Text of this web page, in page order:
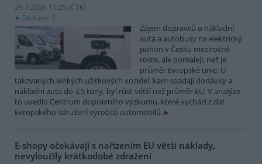
29.7.2026 11:25 (ČTK)
Diskuse: 2
Zájem dopravců o nákladní
auta a autobusy na elektrický
pohon v Česku meziročně
roste, ale pomaleji, než je
průměr Evropské unie. U
takzvaných lehkých užitkových vozidel, kam spadají dodávky a
nákladní auta do 3,5 tuny, byl růst větší než průměr EU. V analýze
to uvedlo Centrum dopravního výzkumu, které vychází z dat
Evropského sdružení výrobců automobilů.
E-shopy očekávají s nařízením EU větší náklady,
nevyloučily krátkodobé zdražení